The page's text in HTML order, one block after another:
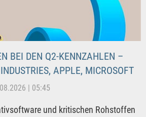
BEI DEN Q2-KENNZAHLEN –
APPLE, MICROSOFT
| 05:45
und kritischen Rohstoffen